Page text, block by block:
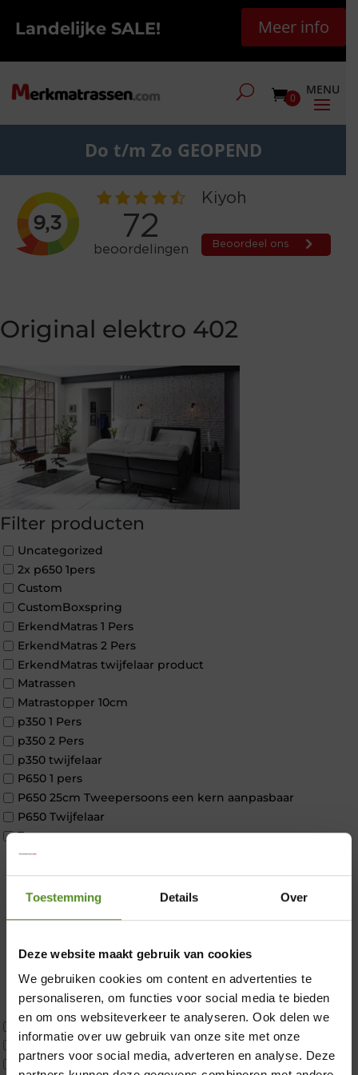
Toestemming Details Over
Deze website maakt gebruik van cookies
We gebruiken cookies om content en advertenties te
personaliseren, om functies voor social media te bieden
en om ons websiteverkeer te analyseren. Ook delen we
informatie over uw gebruik van onze site met onze
partners voor social media, adverteren en analyse. Deze
Landelijke SALE! Meer info
0
Do t/m Zo GEOPEND
Original elektro 402
Filter producten
Uncategorized
2x p650 1pers
Custom
CustomBoxspring
ErkendMatras 1 Pers
ErkendMatras 2 Pers
ErkendMatras twijfelaar product
Matrassen
Matrastopper 10cm
p350 1 Pers
p350 2 Pers
p350 twijfelaar
P650 1 pers
P650 25cm Tweepersoons een kern aanpasbaar
P650 Twijfelaar
Toppers
Maatvoering
1 persoon
2 personen
Materiaal
Latex
Traagschuim
Tweepersoons 1 kern
Tweepersoons 1 kern product
Tweepersoons 2 kernen
×